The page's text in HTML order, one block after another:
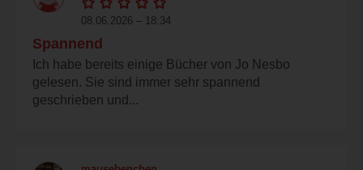
08.06.2026 – 18:34
Spannend
Ich habe bereits einige Bücher von Jo Nesbo
gelesen. Sie sind immer sehr spannend
geschrieben und...